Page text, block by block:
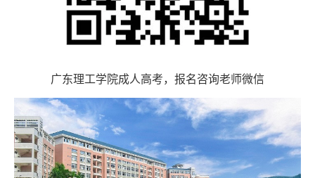
广东理工学院成人高考，报名咨询老师微信